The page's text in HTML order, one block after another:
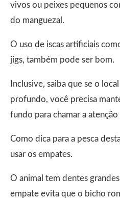
vivos ou peixes pequenos
do manguezal.
O uso de iscas artificiais
jigs, também pode ser bom.
Inclusive, saiba que se o
profundo, você precisa
fundo para chamar a
Como dica para a pesca
usar os empates.
O animal tem dentes
empate evita que o bicho